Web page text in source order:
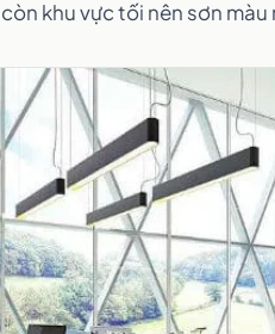
khu vực tối nên sơn